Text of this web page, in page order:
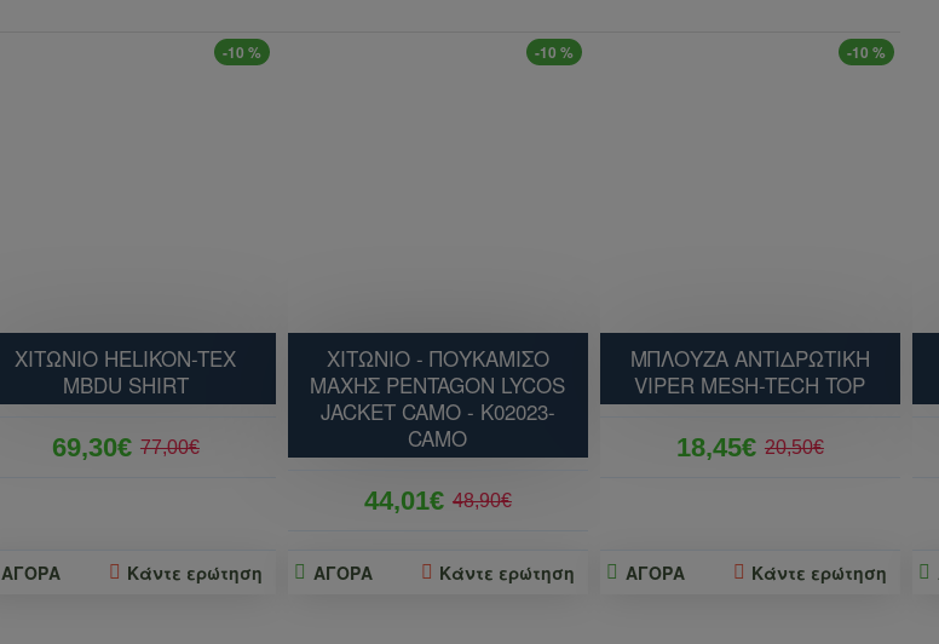
-10 %
ΧΙΤΩΝΙΟ HELIKON-TEX
MBDU SHIRT
69,30€ 77,00€
ΑΓΟΡΑ Κάντε ερώτηση
-10 %
ΧΙΤΩΝΙΟ - ΠΟΥΚΑΜΙΣΟ
ΜΑΧΗΣ PENTAGON LYCOS
JACKET CAMO - Κ02023-
CAMO
44,01€ 48,90€
ΑΓΟΡΑ Κάντε ερώτηση
-10 %
ΜΠΛΟΥΖΑ ΑΝΤΙΔΡΩΤΙΚΗ
VIPER MESH-TECH TOP
18,45€ 20,50€
ΑΓΟΡΑ Κάντε ερώτηση